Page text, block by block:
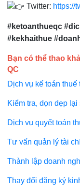
Twitter: https://
#ketoanthueqc
#kekhaithue
Bạn có thể thao
QC
Dịch vụ kế toán thuế
Kiểm tra, dọn dẹp
Dịch vụ quyết toán
Tư vấn quản lý tài
Thành lập doanh
Thay đổi đăng ký